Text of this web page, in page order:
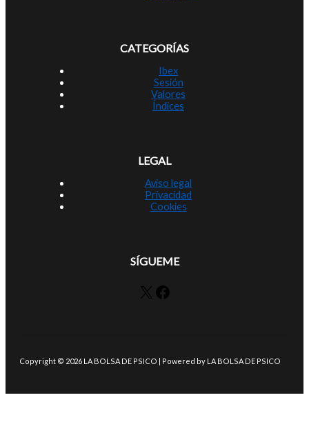
CATEGORÍAS
Ibex
Sesión
Valores
Índices
LEGAL
Aviso legal
Privacidad
Cookies
SÍGUEME
X Facebook
Copyright © 2026 LA BOLSA DE PSICO | Powered by LA BOLSA DE PSICO